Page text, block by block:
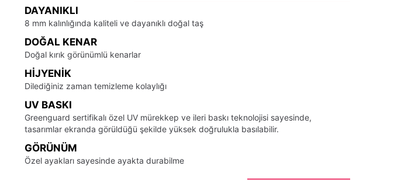
DAYANIKLI
8 mm kalınlığında kaliteli ve dayanıklı doğal taş
DOĞAL KENAR
Doğal kırık görünümlü kenarlar
HIJYENIK
Dilediğiniz zaman temizleme kolaylığı
UV BASKI
Greenguard sertifikalı özel UV mürekkep ve ileri baskı teknolojisi sayesinde,
tasarımlar ekranda görüldüğü şekilde yüksek doğrulukla basılabilir.
GÖRÜNÜM
Özel ayakları sayesinde ayakta durabilme